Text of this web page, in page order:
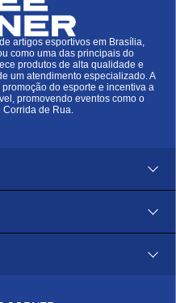
artigos esportivos em Brasília,
como uma das principais do
produtos de alta qualidade e
um atendimento especializado. A
do esporte e incentiva a
promovendo eventos como o
de Rua.